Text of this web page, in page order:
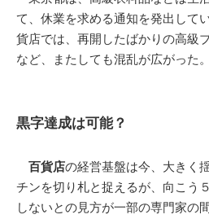
て、休業を求める通知を発出して
貨店では、再開したばかりの高級
など、またしても混乱が広がった。
黒字達成は可能？
百貨店の経営基盤は今、大きく
チンを切り札と捉えるが、向こう
しないとの見方が一部の専門家の